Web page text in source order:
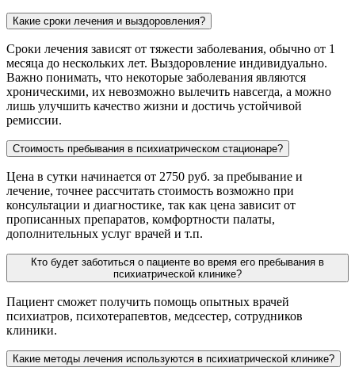
Какие сроки лечения и выздоровления?
Сроки лечения зависят от тяжести заболевания, обычно от 1
месяца до нескольких лет. Выздоровление индивидуально.
Важно понимать, что некоторые заболевания являются
хроническими, их невозможно вылечить навсегда, а можно
лишь улучшить качество жизни и достичь устойчивой
ремиссии.
Стоимость пребывания в психиатрическом стационаре?
Цена в сутки начинается от 2750 руб. за пребывание и
лечение, точнее рассчитать стоимость возможно при
консультации и диагностике, так как цена зависит от
прописанных препаратов, комфортности палаты,
дополнительных услуг врачей и т.п.
Кто будет заботиться о пациенте во время его пребывания в
психиатрической клинике?
Пациент сможет получить помощь опытных врачей
психиатров, психотерапевтов, медсестер, сотрудников
клиники.
Какие методы лечения используются в психиатрической клинике?